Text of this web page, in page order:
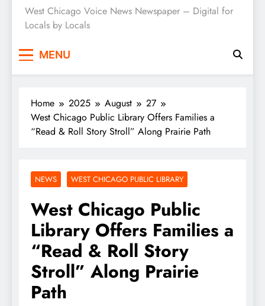
West Chicago Voice : Local
News
West Chicago Voice News Newspaper – Digital for
Locals by Locals
MENU
Home 2025 August
27
West Chicago Public Library Offers Families a
“Read & Roll Story Stroll” Along Prairie Path
NEWS WEST CHICAGO PUBLIC LIBRARY
West Chicago Public
Library Offers Families a
“Read & Roll Story
Stroll” Along Prairie
Path